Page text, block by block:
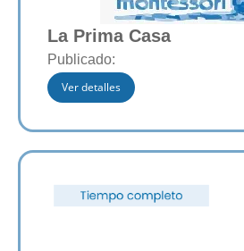
La Prima Casa
Publicado:
Ver detalles